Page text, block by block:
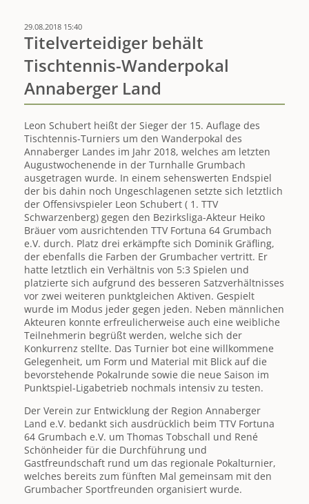
29.08.2018 15:40
Titelverteidiger behält
Tischtennis-Wanderpokal
Annaberger Land
Leon Schubert heißt der Sieger der 15. Auflage des
Tischtennis-Turniers um den Wanderpokal des
Annaberger Landes im Jahr 2018, welches am letzten
Augustwochenende in der Turnhalle Grumbach
ausgetragen wurde. In einem sehenswerten Endspiel
der bis dahin noch Ungeschlagenen setzte sich letztlich
der Offensivspieler Leon Schubert ( 1. TTV
Schwarzenberg) gegen den Bezirksliga-Akteur Heiko
Bräuer vom ausrichtenden TTV Fortuna 64 Grumbach
e.V. durch. Platz drei erkämpfte sich Dominik Gräfling,
der ebenfalls die Farben der Grumbacher vertritt. Er
hatte letztlich ein Verhältnis von 5:3 Spielen und
platzierte sich aufgrund des besseren Satzverhältnisses
vor zwei weiteren punktgleichen Aktiven. Gespielt
wurde im Modus jeder gegen jeden. Neben männlichen
Akteuren konnte erfreulicherweise auch eine weibliche
Teilnehmerin begrüßt werden, welche sich der
Konkurrenz stellte. Das Turnier bot eine willkommene
Gelegenheit, um Form und Material mit Blick auf die
bevorstehende Pokalrunde sowie die neue Saison im
Punktspiel-Ligabetrieb nochmals intensiv zu testen.
Der Verein zur Entwicklung der Region Annaberger
Land e.V. bedankt sich ausdrücklich beim TTV Fortuna
64 Grumbach e.V. um Thomas Tobschall und René
Schönheider für die Durchführung und
Gastfreundschaft rund um das regionale Pokalturnier,
welches bereits zum fünften Mal gemeinsam mit den
Grumbacher Sportfreunden organisiert wurde.